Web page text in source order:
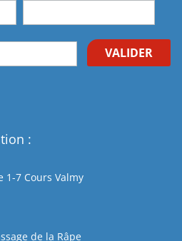
VALIDER
:
1-7 Cours Valmy
de la Râpe